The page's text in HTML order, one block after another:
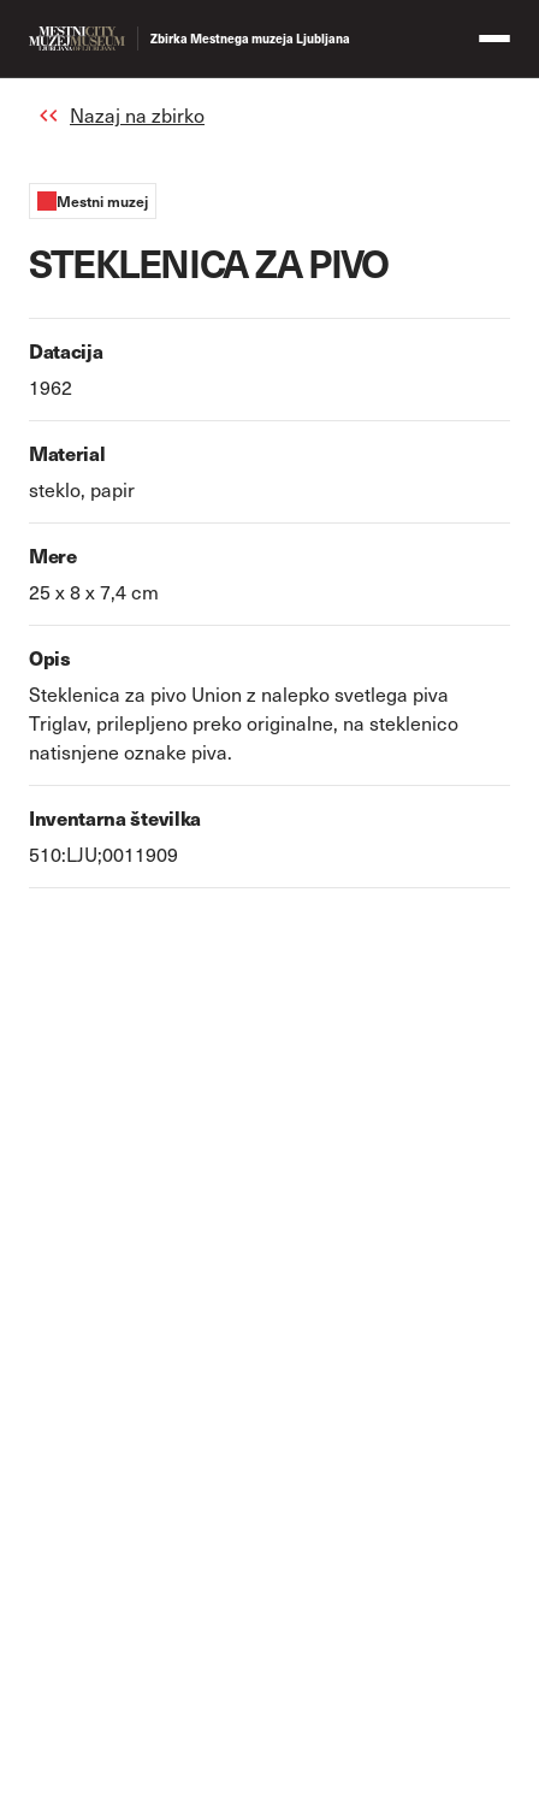
Zbirka Mestnega muzeja Ljubljana
Nazaj na zbirko
Mestni muzej
STEKLENICA ZA PIVO
Datacija
1962
Material
steklo, papir
Mere
25 x 8 x 7,4 cm
Opis
Steklenica za pivo Union z nalepko svetlega piva
Triglav, prilepljeno preko originalne, na steklenico
natisnjene oznake piva.
Inventarna številka
510:LJU;0011909